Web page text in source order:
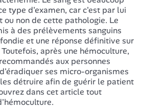
type d'examen, car c'est par lui
ou non de cette pathologie. Le
à des prélèvements sanguins
et une réponse définitive sur
après une hémoculture,
aux personnes
ses micro-organismes
détruire afin de guérir le patient
dans cet article tout